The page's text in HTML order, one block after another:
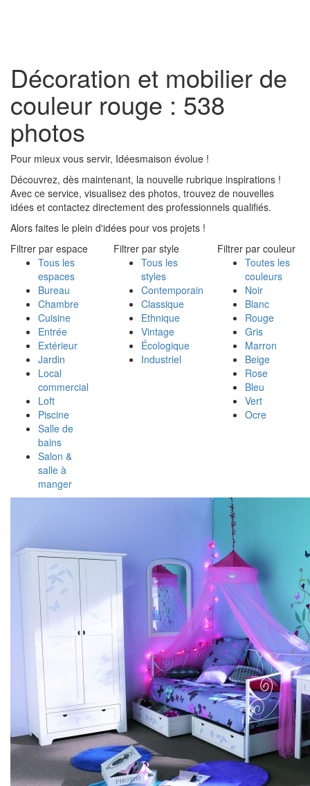
Décoration et mobilier de
couleur rouge : 538
photos
Pour mieux vous servir, Idéesmaison évolue !
Découvrez, dès maintenant, la nouvelle rubrique inspirations !
Avec ce service, visualisez des photos, trouvez de nouvelles
idées et contactez directement des professionnels qualifiés.
Alors faites le plein d'idées pour vos projets !
Filtrer par espace
Tous les
espaces
Bureau
Chambre
Cuisine
Entrée
Extérieur
Jardin
Local
commercial
Loft
Piscine
Salle de
bains
Salon &
salle à
manger
Filtrer par style
Tous les
styles
Contemporain
Classique
Ethnique
Vintage
Écologique
Industriel
Filtrer par couleur
Toutes les
couleurs
Noir
Blanc
Rouge
Gris
Marron
Beige
Rose
Bleu
Vert
Ocre